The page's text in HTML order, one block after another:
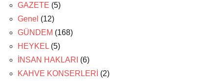
GAZETE (5)
Genel (12)
GÜNDEM (168)
HEYKEL (5)
İNSAN HAKLARI (6)
KAHVE KONSERLERİ (2)